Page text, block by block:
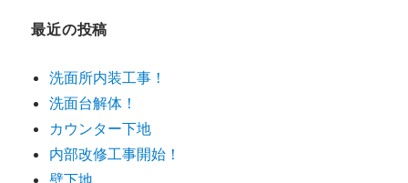
最近の投稿
洗面所内装工事！
洗面台解体！
カウンター下地
内部改修工事開始！
壁下地